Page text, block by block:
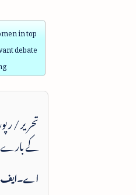
in top
debate
تحریر /
کے بارے